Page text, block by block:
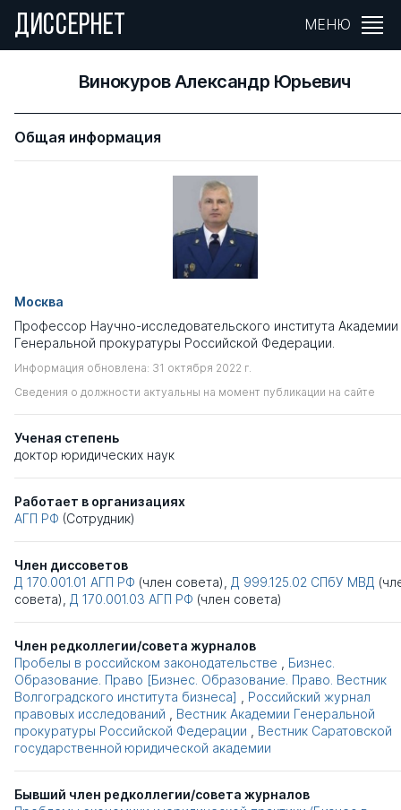
ДИССЕРНЕТ МЕНЮ
Винокуров Александр Юрьевич
Общая информация
Москва
Профессор Научно-исследовательского института Академии
Генеральной прокуратуры Российской Федерации.
Информация обновлена: 31 октября 2022 г.
Сведения о должности актуальны на момент публикации на сайте
Ученая степень
доктор юридических наук
Работает в организациях
АГП РФ (Сотрудник)
Член диссоветов
Д 170.001.01 АГП РФ (член совета), Д 999.125.02 СПбУ МВД
совета), Д 170.001.03 АГП РФ (член совета)
Член редколлегии/совета журналов
Пробелы в российском законодательстве
Бизнес.
Образование. Право [Бизнес. Образование. Право. Вестник
Волгоградского института бизнеса]
Российский журнал
правовых исследований
Вестник Академии Генеральной
прокуратуры Российской Федерации
Вестник Саратовской
государственной юридической академии
Бывший член редколлегии/совета журналов